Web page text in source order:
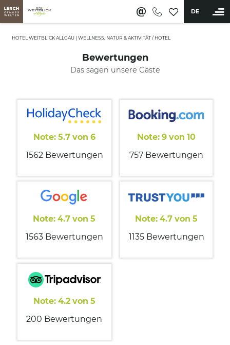
DE
Autofrei reisen
Impressionen
Wellness & Aktiv
Tagungshotel Allgäu
Heiraten & Feiern im Feststadl
HOTEL WEITBLICK ALLGÄU | WELLNESS, NATUR & AKTIVITÄT/HOTEL
Bewertungen
Das sagen unsere Gäste
Note: 5.7 von 6
1562 Bewertungen
Note: 9 von 10
757 Bewertungen
Note: 4.7 von 5
1563 Bewertungen
Note: 4.7 von 5
1135 Bewertungen
Note: 4.2 von 5
200 Bewertungen